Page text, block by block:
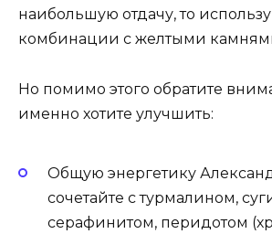
наибольшую отдачу, то
комбинации с желтыми
Но помимо этого обратите
именно хотите улучшить:
Общую энергетику
сочетайте с турмалином,
серафинитом, перидотом